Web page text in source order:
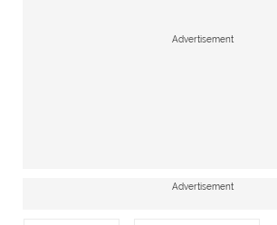
Advertisement
Advertisement